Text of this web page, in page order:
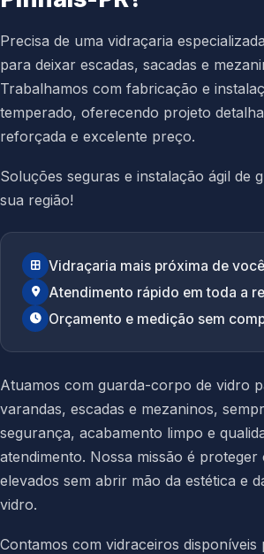
Precisa de uma vidraçaria
para deixar escadas, sacadas e
Trabalhamos com fabricação e
temperado, oferecendo projeto
reforçada e excelente preço.
Soluções seguras e instalação ágil de
sua região!
Vidraçaria mais próxima de você
Atendimento rápido em toda a
Orçamento e medição sem
Atuamos com guarda-corpo de vidro
varandas, escadas e mezaninos,
segurança, acabamento limpo e
atendimento. Nossa missão é proteger
elevados sem abrir mão da estética e
vidro.
Contamos com vidraceiros disponíveis